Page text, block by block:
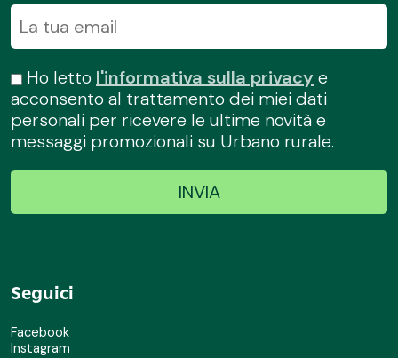
Ho letto l'informativa sulla privacye
acconsento al trattamento dei miei dati
personali per ricevere le ultime novità e
messaggi promozionali su Urbano rurale.
Seguici
Facebook
Instagram